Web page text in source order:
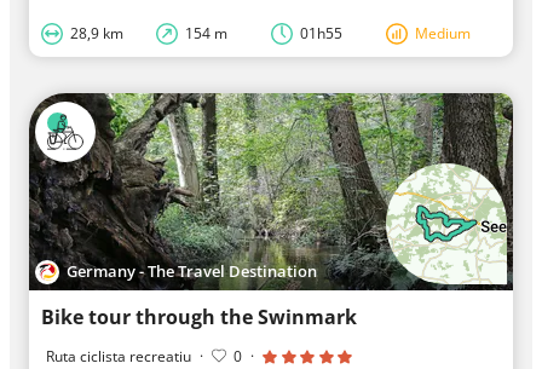
28,9 km 154 m 01h55 Medium
Germany - The Travel Destination
Bike tour through the Swinmark
Ruta ciclista recreatiu · 0 ·